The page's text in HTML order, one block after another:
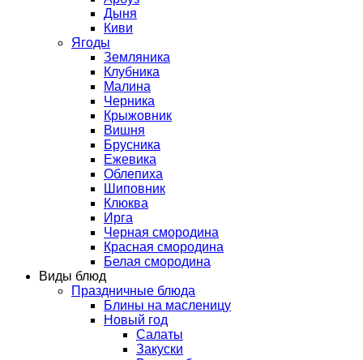
Дыня
Киви
Ягоды
Земляника
Клубника
Малина
Черника
Крыжовник
Вишня
Брусника
Ежевика
Облепиха
Шиповник
Клюква
Ирга
Черная смородина
Красная смородина
Белая смородина
Виды блюд
Праздничные блюда
Блины на масленицу
Новый год
Салаты
Закуски